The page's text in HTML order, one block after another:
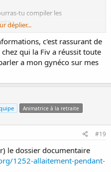
tu compiler les
:
Agents Tératogènes (de
ToxNet qui est géré par
et l'hygiène du milieu
spécialisés (SIS) de
lactmed.htm
conçue par les
en Espagne et
pour la promotion et la
et en espagnol :
des sciences
:
déplier...
c'est rassurant de
qui la Fiv a réussit toute
a mon gynéco sur mes
Animatrice à la retraite
#19
le dossier documentaire
1252-allaitement-pendant-